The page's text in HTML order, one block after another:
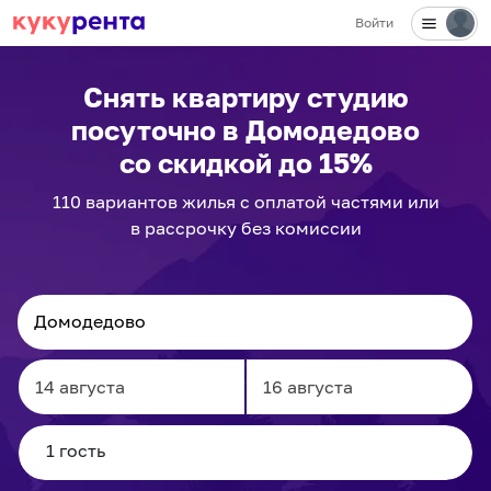
Войти
Снять квартиру студию
посуточно в Домодедово
со скидкой до 15%
110 вариантовжилья с оплатой частями или
в рассрочку без комиссии
Navigate
forward
to
Navigate
to
✕